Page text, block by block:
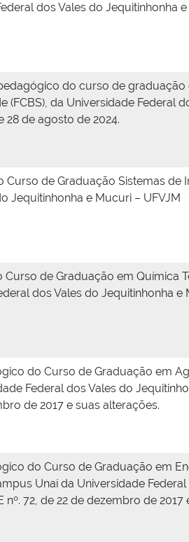
dos Vales do Jequitinhonha
do curso de
(FCBS), da Universidade Federal
de agosto de 2024.
de Graduação Sistemas de
Jequitinhonha e Mucuri – UFVJM
de Graduação em Química
dos Vales do Jequitinhonha e
do Curso de Graduação em
Federal dos Vales do
de 2017 e suas alterações.
do Curso de Graduação em
Unaí da Universidade
72, de 22 de dezembro de 2017